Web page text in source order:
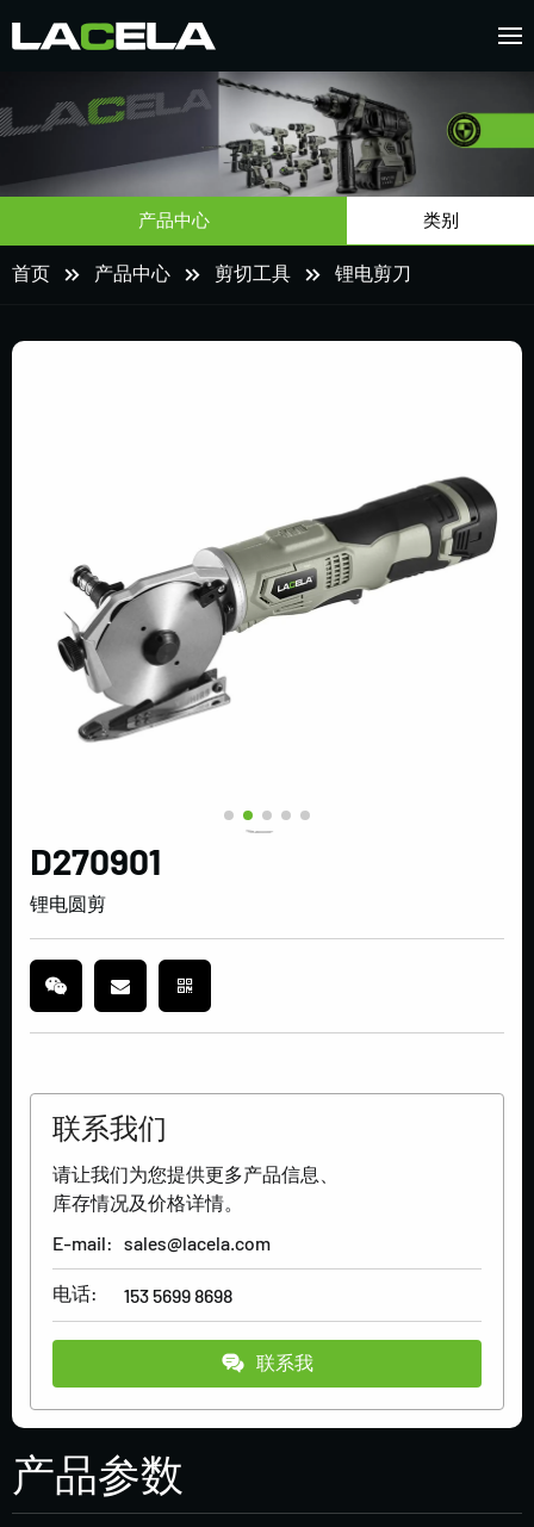
产品中心 类别
首页 产品中心 剪切工具 锂电剪刀
D270901
锂电圆剪
联系我们
请让我们为您提供更多产品信息、
库存情况及价格详情。
E-mail: sales@lacela.com
电话: 153 5699 8698
联系我
产品参数